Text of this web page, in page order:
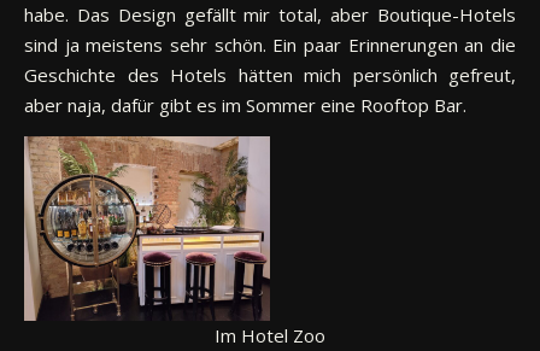
habe. Das Design gefällt mir total, aber Boutique-Hotels
sind ja meistens sehr schön. Ein paar Erinnerungen an die
Geschichte des Hotels hätten mich persönlich gefreut,
aber naja, dafür gibt es im Sommer eine Rooftop Bar.
Im Hotel Zoo